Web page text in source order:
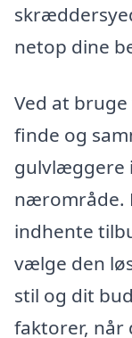
netop dine
Ved at
finde og
gulvlæggere
nærområde.
indhente
vælge den
stil og dit
faktorer,